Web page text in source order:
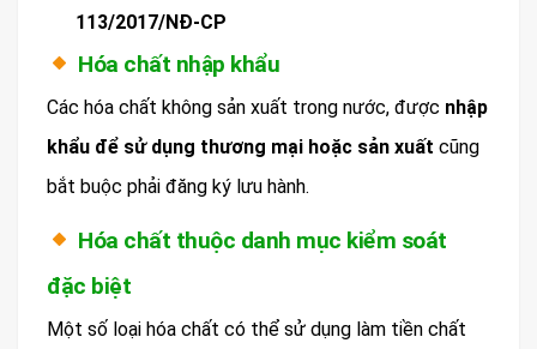
113/2017/NĐ-CP
Hóa chất nhập khẩu
Các hóa chất không sản xuất trong nước, được nhập
khẩu để sử dụng thương mại hoặc sản xuất cũng
bắt buộc phải đăng ký lưu hành.
Hóa chất thuộc danh mục kiểm soát
đặc biệt
Một số loại hóa chất có thể sử dụng làm tiền chất